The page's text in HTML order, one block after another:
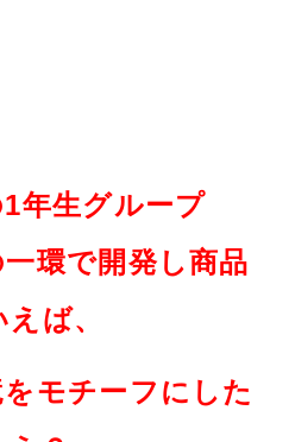
年生グループ
環で開発し商品
ば、
モチーフにした